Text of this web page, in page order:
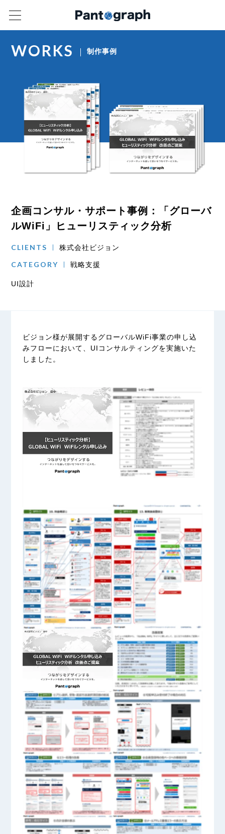
WORKS 制作事例
企画コンサル・サポート事例：「グローバ
ルWiFi」ヒューリスティック分析
CLIENTS 株式会社ビジョン
CATEGORY 戦略支援
UI設計
ビジョン様が展開するグローバルWiFi事業の申し込
みフローにおいて、UIコンサルティングを実施いた
しました。